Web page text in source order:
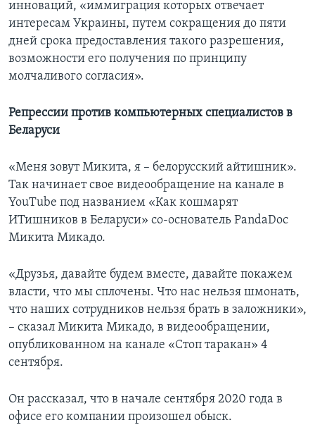
инноваций, «иммиграция которых отвечает
интересам Украины, путем сокращения до пяти
дней срока предоставления такого разрешения,
возможности его получения по принципу
молчаливого согласия».
Репрессии против компьютерных специалистов в
Беларуси
«Меня зовут Микита, я – белорусский айтишник».
Так начинает свое видеообращение на канале в
YouTube под названием «Как кошмарят
ИТишников в Беларуси» со-основатель PandaDoc
Микита Микадо.
«Друзья, давайте будем вместе, давайте покажем
власти, что мы сплочены. Что нас нельзя шмонать,
что наших сотрудников нельзя брать в заложники»,
– сказал Микита Микадо, в видеообращении,
опубликованном на канале «Стоп таракан» 4
сентября.
Он рассказал, что в начале сентября 2020 года в
офисе его компании произошел обыск.